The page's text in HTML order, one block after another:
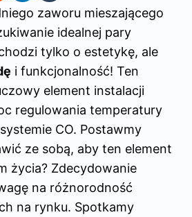
zaworu mieszającego
idealnej pary
tylko o estetykę, ale
i funkcjonalność! Ten
element instalacji
regulowania temperatury
CO. Postawmy
ze sobą, aby ten element
życia? Zdecydowanie
na różnorodność
na rynku. Spotkamy